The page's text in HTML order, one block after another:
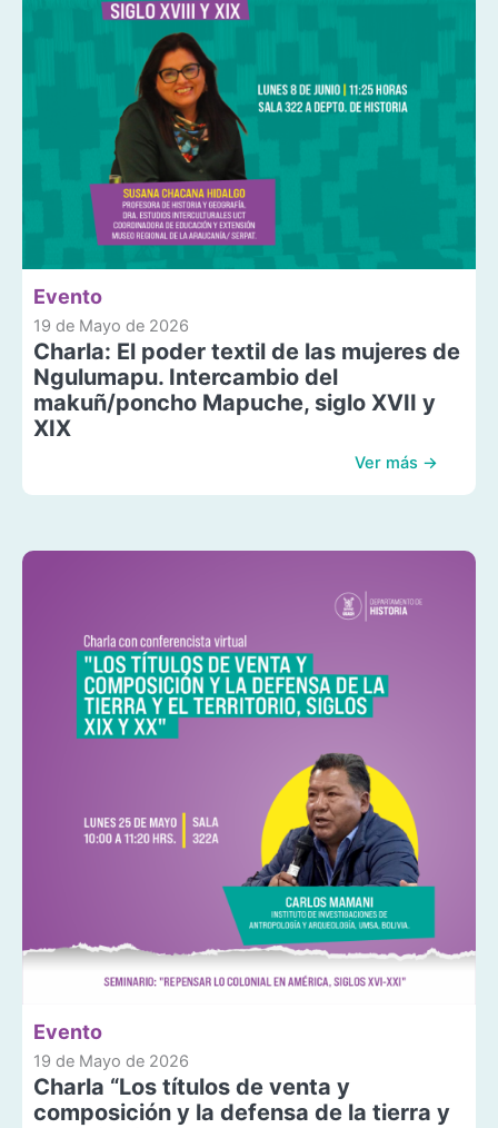
Evento
19 de Mayo de 2026
Charla: El poder textil de las mujeres de
Ngulumapu. Intercambio del
makuñ/poncho Mapuche, siglo XVII y
XIX
Ver más →
Evento
19 de Mayo de 2026
Charla “Los títulos de venta y
composición y la defensa de la tierra y